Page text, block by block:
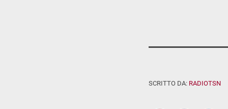
SCRITTO DA: RADIOTSN